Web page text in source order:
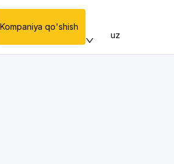
Kompaniya qo'shish
uz